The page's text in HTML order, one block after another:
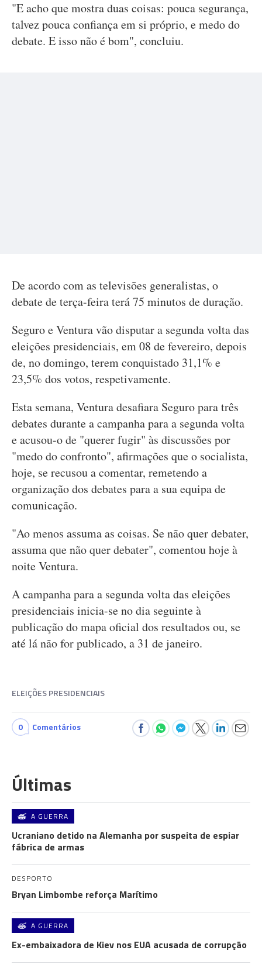
"E acho que mostra duas coisas: pouca segurança,
talvez pouca confiança em si próprio, e medo do
debate. E isso não é bom", concluiu.
De acordo com as televisões generalistas, o
debate de terça-feira terá 75 minutos de duração.
Seguro e Ventura vão disputar a segunda volta das
eleições presidenciais, em 08 de fevereiro, depois
de, no domingo, terem conquistado 31,1% e
23,5% dos votos, respetivamente.
Esta semana, Ventura desafiara Seguro para três
debates durante a campanha para a segunda volta
e acusou-o de "querer fugir" às discussões por
"medo do confronto", afirmações que o socialista,
hoje, se recusou a comentar, remetendo a
organização dos debates para a sua equipa de
comunicação.
"Ao menos assuma as coisas. Se não quer debater,
assuma que não quer debater", comentou hoje à
noite Ventura.
A campanha para a segunda volta das eleições
presidenciais inicia-se no dia seguinte à
publicação do mapa oficial dos resultados ou, se
até lá não for publicado, a 31 de janeiro.
ELEIÇÕES PRESIDENCIAIS
0 Comentários
Últimas
A GUERRA
Ucraniano detido na Alemanha por suspeita de espiar
fábrica de armas
DESPORTO
Bryan Limbombe reforça Marítimo
A GUERRA
Ex-embaixadora de Kiev nos EUA acusada de corrupção